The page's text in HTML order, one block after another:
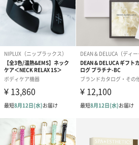
ハンドタオル・ハンカチ
ハンドタオル・ハンカチを同梱してお
の＋αにおすすめです。